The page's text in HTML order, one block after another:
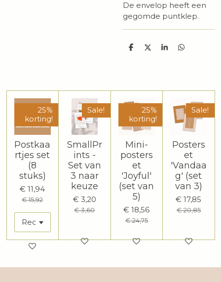
De envelop heeft een
gegomde puntklep.
D
D
S
D
25%
korting!
Postkaa
rtjes set
(8
stuks)
€ 11,94
€ 15,92
Sale!
SmallPr
ints -
Set van
3 naar
keuze
€ 3,20
€ 3,60
25%
korting!
Mini-
posters
et
'Joyful'
(set van
5)
€ 18,56
€ 24,75
Sale!
Posters
et
'Vandaa
g' (set
van 3)
€ 17,85
€ 20,85